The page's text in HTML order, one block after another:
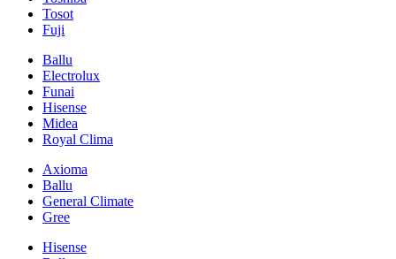
Tosot
Fuji
Ballu
Electrolux
Funai
Hisense
Midea
Royal Clima
Axioma
Ballu
General Climate
Gree
Hisense